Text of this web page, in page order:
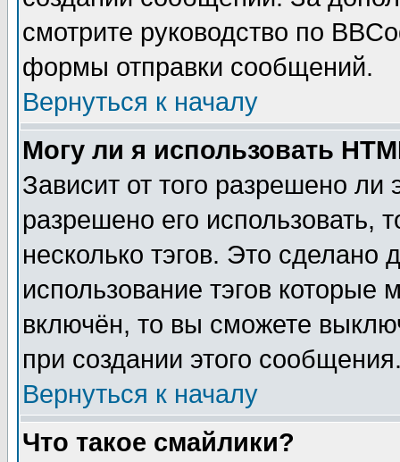
смотрите руководство по
формы отправки сообщений.
Вернуться к началу
Могу ли я использовать
Зависит от того разрешено
разрешено его использовать,
несколько тэгов. Это сделано
использование тэгов
включён, то вы сможете
при создании этого
Вернуться к началу
Что такое смайлики?